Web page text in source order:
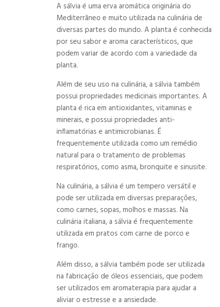
A sálvia é uma erva aromática originária do
Mediterrâneo e muito utilizada na culinária de
diversas partes do mundo. A planta é conhecida
por seu sabor e aroma característicos, que
podem variar de acordo com a variedade da
planta.
Além de seu uso na culinária, a sálvia também
possui propriedades medicinais importantes. A
planta é rica em antioxidantes, vitaminas e
minerais, e possui propriedades anti-
inflamatórias e antimicrobianas. É
frequentemente utilizada como um remédio
natural para o tratamento de problemas
respiratórios, como asma, bronquite e sinusite.
Na culinária, a sálvia é um tempero versátil e
pode ser utilizada em diversas preparações,
como carnes, sopas, molhos e massas. Na
culinária italiana, a sálvia é frequentemente
utilizada em pratos com carne de porco e
frango.
Além disso, a sálvia também pode ser utilizada
na fabricação de óleos essenciais, que podem
ser utilizados em aromaterapia para ajudar a
aliviar o estresse e a ansiedade.